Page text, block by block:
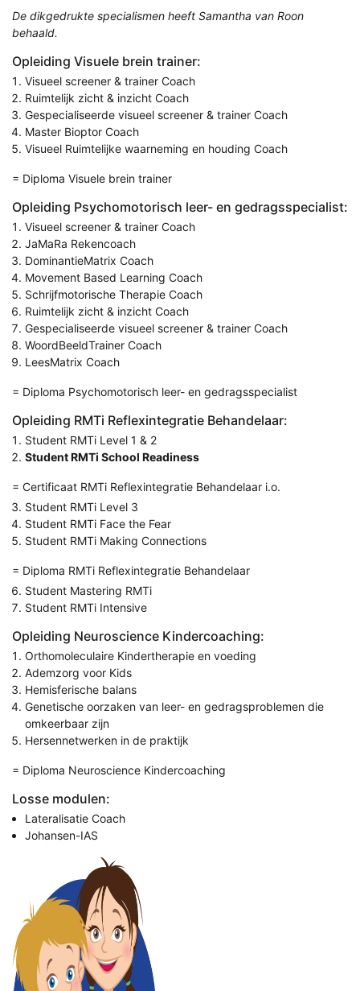
De dikgedrukte specialismen heeft Samantha van Roon
behaald.
Opleiding Visuele brein trainer:
Visueel screener & trainer Coach
Ruimtelijk zicht & inzicht Coach
Gespecialiseerde visueel screener & trainer Coach
Master Bioptor Coach
Visueel Ruimtelijke waarneming en houding Coach
= Diploma Visuele brein trainer
Opleiding Psychomotorisch leer- en gedragsspecialist:
Visueel screener & trainer Coach
JaMaRa Rekencoach
DominantieMatrix Coach
Movement Based Learning Coach
Schrijfmotorische Therapie Coach
Ruimtelijk zicht & inzicht Coach
Gespecialiseerde visueel screener & trainer Coach
WoordBeeldTrainer Coach
LeesMatrix Coach
= Diploma Psychomotorisch leer- en gedragsspecialist
Opleiding RMTi Reflexintegratie Behandelaar:
Student RMTi Level 1 & 2
Student RMTi School Readiness
= Certificaat RMTi Reflexintegratie Behandelaar i.o.
Student RMTi Level 3
Student RMTi Face the Fear
Student RMTi Making Connections
= Diploma RMTi Reflexintegratie Behandelaar
Student Mastering RMTi
Student RMTi Intensive
Opleiding Neuroscience Kindercoaching:
Orthomoleculaire Kindertherapie en voeding
Ademzorg voor Kids
Hemisferische balans
Genetische oorzaken van leer- en gedragsproblemen die
omkeerbaar zijn
Hersennetwerken in de praktijk
= Diploma Neuroscience Kindercoaching
Losse modulen:
Lateralisatie Coach
Johansen-IAS